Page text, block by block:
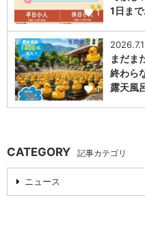
1
1日ま
1
まだま
終わら
露天風
CATEGORY 記事カテゴリ
ニュース